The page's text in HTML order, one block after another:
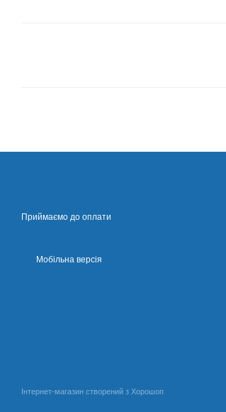
Приймаємо до оплати
Мобільна версія
Інтернет-магазин створений з Хорошоп